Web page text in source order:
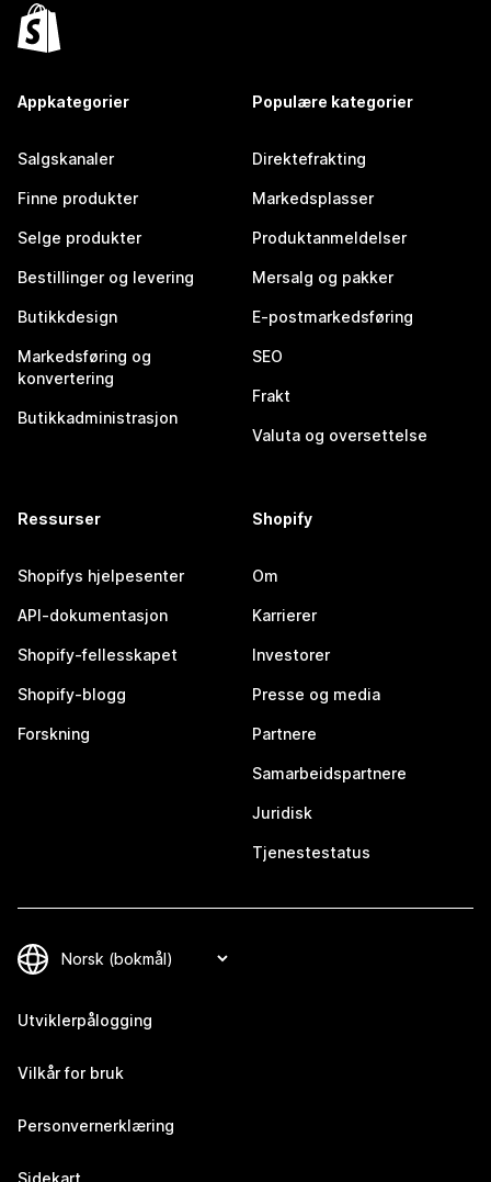
Appkategorier
Salgskanaler
Finne produkter
Selge produkter
Bestillinger og levering
Butikkdesign
Markedsføring og
konvertering
Butikkadministrasjon
Populære kategorier
Direktefrakting
Markedsplasser
Produktanmeldelser
Mersalg og pakker
E-postmarkedsføring
SEO
Frakt
Valuta og oversettelse
Ressurser
Shopifys hjelpesenter
API-dokumentasjon
Shopify-fellesskapet
Shopify-blogg
Forskning
Shopify
Om
Karrierer
Investorer
Presse og media
Partnere
Samarbeidspartnere
Juridisk
Tjenestestatus
Utviklerpålogging
Vilkår for bruk
Personvernerklæring